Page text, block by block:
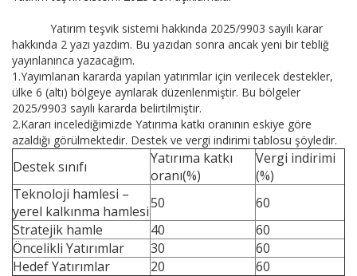
Yatırım teşvik sistemi hakkında 2025/9903 sayılı karar
hakkında 2 yazı yazdım. Bu yazıdan sonra ancak yeni bir tebliğ
yayınlanınca yazacağım.
1.Yayımlanan kararda yapılan yatırımlar için verilecek destekler,
ülke 6 (altı) bölgeye ayrılarak düzenlenmiştir. Bu bölgeler
2025/9903 sayılı kararda belirtilmiştir.
2.Kararı incelediğimizde Yatırıma katkı oranının eskiye göre
azaldığı görülmektedir. Destek ve vergi indirimi tablosu şöyledir.
Destek sınıfı
Yatırıma katkı
oranı(%)
Vergi indirimi
(%)
Teknoloji hamlesi –
yerel kalkınma hamlesi50
60
Stratejik hamle
40
60
Öncelikli Yatırımlar
30
60
Hedef Yatırımlar
20 60